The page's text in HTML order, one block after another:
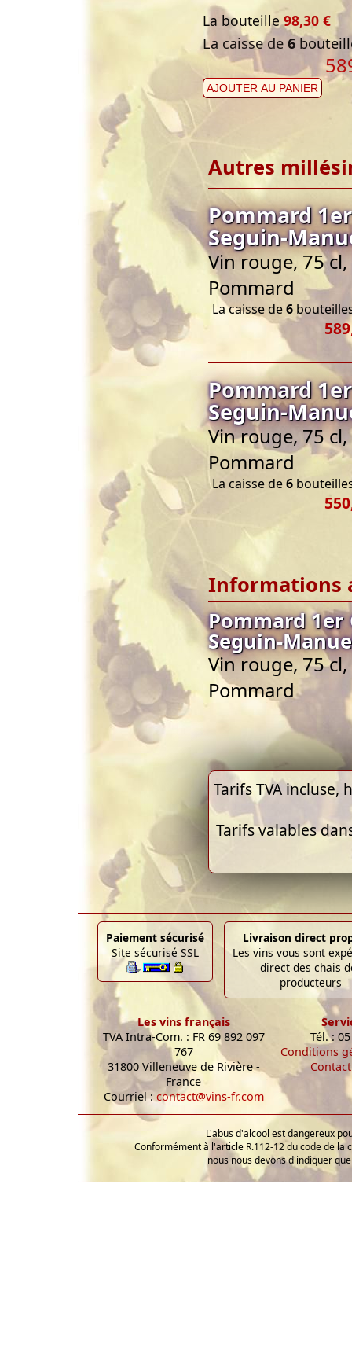
La bouteille98,30 €
La caisse de 6
AJOUTER AU PANIER
Autres
Pommard
Seguin-
Vin rouge, 75
Pommard
La caisse de6
Pommard
Seguin-
Vin rouge, 75
Pommard
La caisse de6
Informations
Pommard 1er
Seguin-
Vin rouge, 75
Pommard
Tarifs TVA
Tarifs valables
Paiement sécurisé
Site sécurisé SSL
Livraison direct
Les vins vous sont
direct des chais
producteurs
Les vins français
TVA Intra-Com. : FR 69 892 097
767
31800 Villeneuve de Rivière -
France
Courriel :contact@vins-fr.com
Tél. :
Conditions
Contact
L'abus d'alcool est dangereux
Conformément à l'article R.112-12 du code de la
nous nous devons d'indiquer